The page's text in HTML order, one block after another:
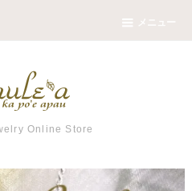
メニュー
Online Store